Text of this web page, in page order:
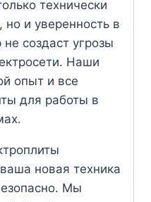
технически
и уверенность в
создаст угрозы
Наши
опыт и все
для работы в
новая техника
Мы